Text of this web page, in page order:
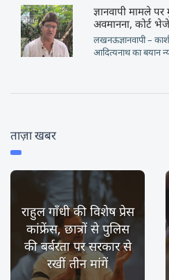
ज्ञानवापी मामले
अवमानना, कोर्ट
लखनऊज्ञानवापी –
आदित्यनाथ का बयान
ताज़ा खबर
राहुल गाँधी की विशेष प्रेस
कांफ्रेंस, छात्रों से पुलिस
की बर्बरता पर सरकार से
रखीं तीन मांगें